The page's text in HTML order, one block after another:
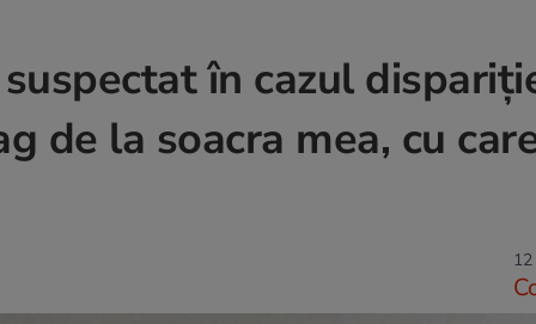
în cazul
de la soacra mea, cu